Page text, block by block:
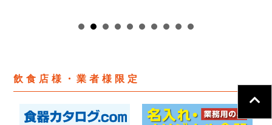
飲食店様・業者様限定